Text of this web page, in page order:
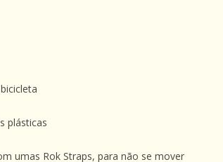
plásticas
umas Rok Straps, para não se mover